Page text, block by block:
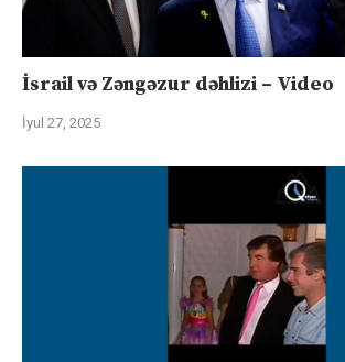
İsrail və Zəngəzur dəhlizi – Video
İyul 27, 2025